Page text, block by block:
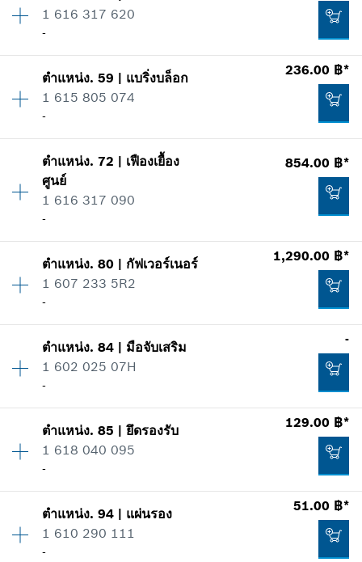
146.00 ฿*
17.00 ฿*
แสดงในรูป
-
1 616 317 620
-
ราคากลุ่ม:25
แสดงในรูป
234.00 ฿*
*ราคาทั้งหมดไม่รวมภาษีมูลค่าเพิ่ม
ตำแหน่ง.59 | แบริ่งบล็อก
1 615 805 074
-
236.00 ฿*
ราคากลุ่ม:22
ข้อมูลชิ้นส่วนอะไหล่
236.00 ฿*
*ราคาทั้งหมดไม่รวมภาษีมูลค่าเพิ่ม
ตำแหน่ง.72 | เฟืองเยื้อง
ศูนย์
1 616 317 090
-
854.00 ฿*
ปริมาณ 1
ราคากลุ่ม: 42
รายการการใช้
แสดงในรูป
854.00 ฿*
ตำแหน่ง.80 | กัฟเวอร์เนอร์
1 607 233 5R2
-
1,290.00 ฿*
ราคากลุ่ม:41
แสดงในรูป
1,290.00 ฿*
*ราคาทั้งหมดไม่รวมภาษีมูลค่าเพิ่ม
ตำแหน่ง.84 | มือจับเสริม
1 602 025 07H
-
-
ราคากลุ่ม:-
แสดงในรูป
ตำแหน่ง.85 |ยึดรองรับ
1 618 040 095
-
129.00 ฿*
ปริมาณ 1
ราคากลุ่ม: 18
ตำแหน่ง.94 | แผ่นรอง
1 610 290 111
-
51.00 ฿*